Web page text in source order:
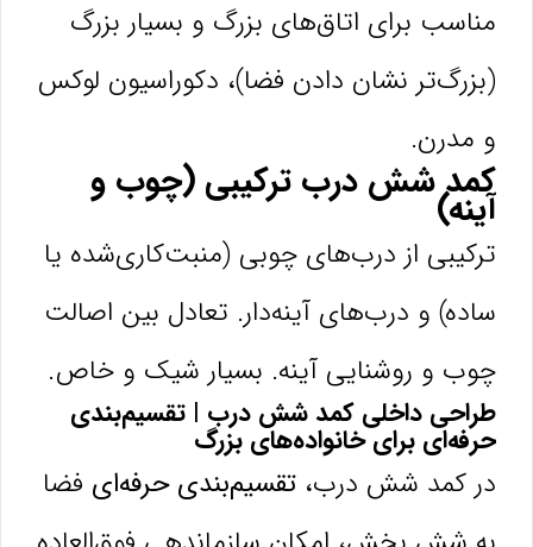
مناسب برای اتاق‌های بزرگ و بسیار بزرگ
(بزرگ‌تر نشان دادن فضا)، دکوراسیون لوکس
و مدرن.
کمد شش درب ترکیبی (چوب و
آینه)
ترکیبی از درب‌های چوبی (منبت‌کاری‌شده یا
ساده) و درب‌های آینه‌دار. تعادل بین اصالت
چوب و روشنایی آینه. بسیار شیک و خاص.
طراحی داخلی کمد شش درب | تقسیم‌بندی
حرفه‌ای برای خانواده‌های بزرگ
در کمد شش درب، تقسیم‌بندی حرفه‌ای فضا